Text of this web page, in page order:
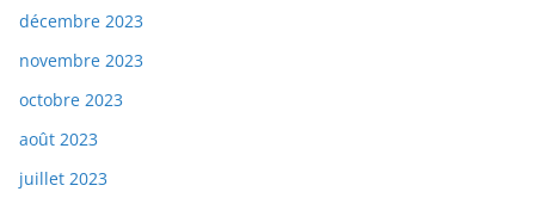
décembre 2023
novembre 2023
octobre 2023
août 2023
juillet 2023